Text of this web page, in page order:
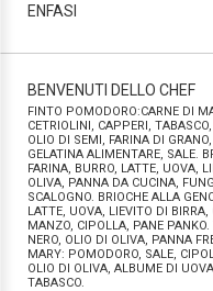
ENFASI
BENVENUTI DELLO CHEF
FINTO POMODORO:CARNE DI
CETRIOLINI, CAPPERI,
OLIO DI SEMI, FARINA DI
GELATINA ALIMENTARE, SALE.
FARINA, BURRO, LATTE, UOVA,
OLIVA, PANNA DA CUCINA,
SCALOGNO. BRIOCHE ALLA
LATTE, UOVA, LIEVITO DI BIRRA,
MANZO, CIPOLLA, PANE
NERO, OLIO DI OLIVA, PANNA
MARY: POMODORO, SALE,
OLIO DI OLIVA, ALBUME DI
TABASCO.